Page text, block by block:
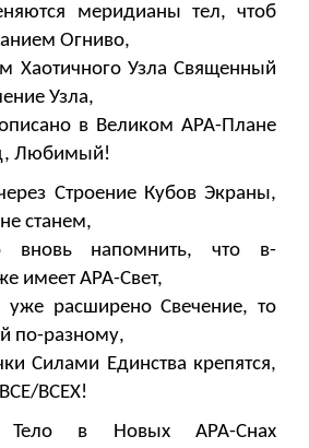
меридианы тел, чтоб
Огниво,
Хаотичного Узла Священный
Узла,
в Великом АРА-Плане
Любимый!
Строение Кубов Экраны,
станем,
вновь напомнить, что в-
имеет АРА-Свет,
расширено Свечение, то
по-разному,
Силами Единства крепятся,
ВСЕХ!
Тело в Новых АРА-Снах